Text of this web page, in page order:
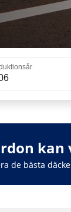
kan
de bästa